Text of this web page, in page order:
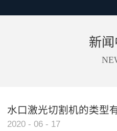
者轮廓，从而实现精准、快速、
商标唛头、印花、亚克力、太阳
新
水口激光切割机的类型
2020 - 06 - 17